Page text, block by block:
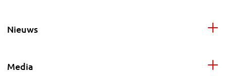
Nieuws
Media